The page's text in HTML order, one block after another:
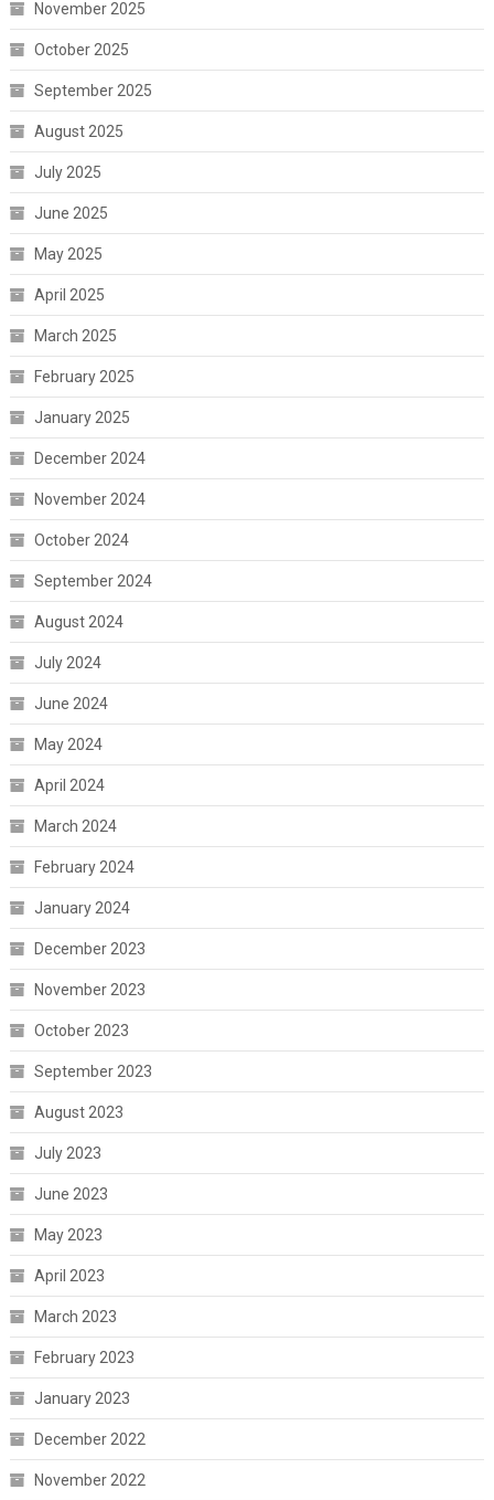
November 2025
October 2025
September 2025
August 2025
July 2025
June 2025
May 2025
April 2025
March 2025
February 2025
January 2025
December 2024
November 2024
October 2024
September 2024
August 2024
July 2024
June 2024
May 2024
April 2024
March 2024
February 2024
January 2024
December 2023
November 2023
October 2023
September 2023
August 2023
July 2023
June 2023
May 2023
April 2023
March 2023
February 2023
January 2023
December 2022
November 2022